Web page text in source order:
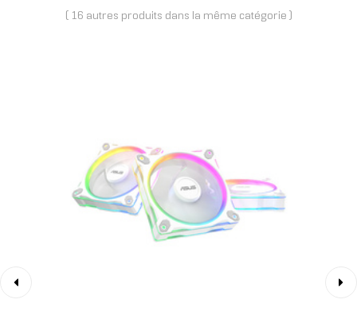
( 16 autres produits dans la même catégorie )